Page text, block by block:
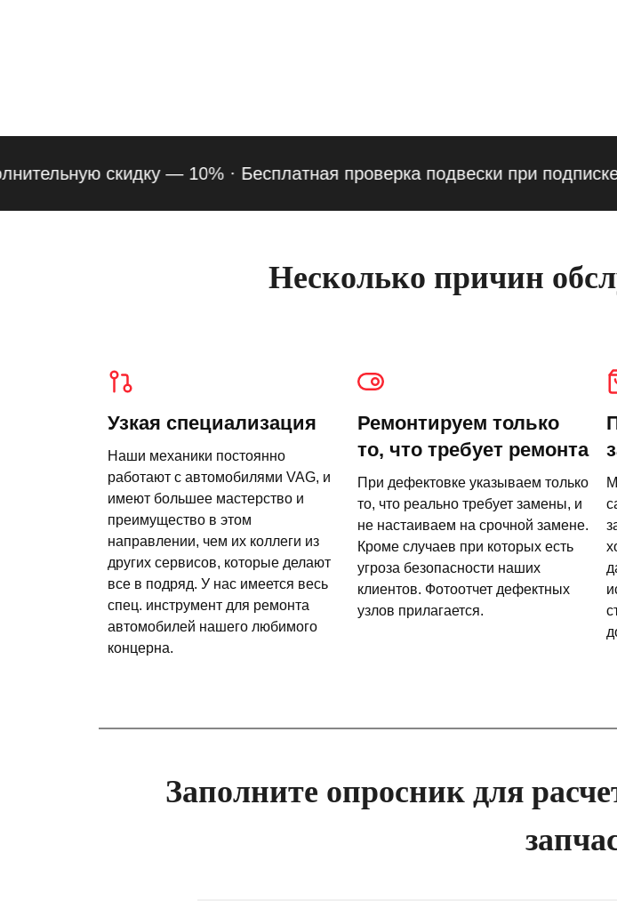
скидку — 10% ·Бесплатная проверка подвески при подписке на
Несколько причин
Узкая специализация
Наши механики постоянно
работают с автомобилями VAG, и
имеют большее мастерство и
преимущество в этом
направлении, чем их коллеги из
других сервисов, которые делают
все в подряд. У нас имеется весь
спец. инструмент для ремонта
автомобилей нашего любимого
концерна.
Ремонтируем только
то, что требует ремонта
При дефектовке указываем только
то, что реально требует замены, и
не настаиваем на срочной замене.
Кроме случаев при которых есть
угроза безопасности наших
клиентов. Фотоотчет дефектных
узлов прилагается.
Заполните опросник для